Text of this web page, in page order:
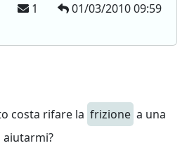
1
01/03/2010 09:59
costa rifare la frizione a una
aiutarmi?